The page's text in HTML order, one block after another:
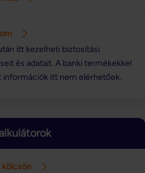
itt kezelheti biztosítási
és adatait. A banki termékekkel
információk itt nem elérhetőek.
kölcsön